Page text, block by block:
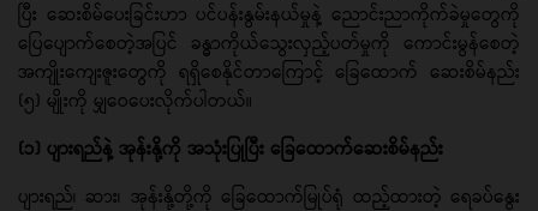
ပြီး ဆေးစိမ်ပေးခြင်းဟာ ပင်ပန်းနွမ်းနယ်မှုနဲ့ ညောင်းညာကိုက်ခဲမှုတွေကို
ပြေပျောက်စေတဲ့အပြင် ခန္ဓာကိုယ်သွေးလှည့်ပတ်မှုကို ကောင်းမွန်စေတဲ့
အကျိုးကျေးဇူးတွေကို ရရှိစေနိုင်တာကြောင့် ခြေထောက် ဆေးစိမ်နည်း
(၅) မျိုးကို မျှဝေပေးလိုက်ပါတယ်။
(၁) ပျားရည်နဲ့ အုန်းနို့ကို အသုံးပြုပြီး ခြေထောက်ဆေးစိမ်နည်း
ပျားရည်၊ ဆား၊ အုန်းနို့တို့ကို ခြေထောက်မြုပ်ရုံ ထည့်ထားတဲ့ ရေခပ်နွေး